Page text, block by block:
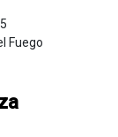
Fuego